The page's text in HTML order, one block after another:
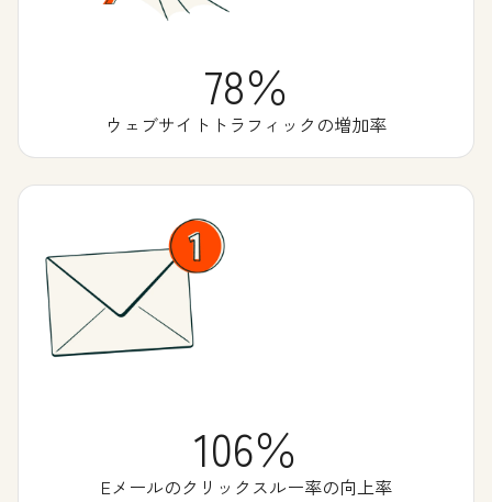
78％
ウェブサイトトラフィックの増加率
106％
Eメールのクリックスルー率の向上率